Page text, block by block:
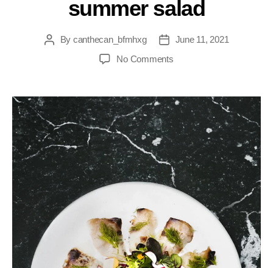
summer salad
By canthecan_bfmhxg
June 11, 2021
No Comments